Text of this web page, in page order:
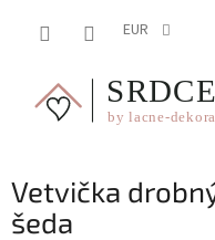
EUR
Vetvička
šeda